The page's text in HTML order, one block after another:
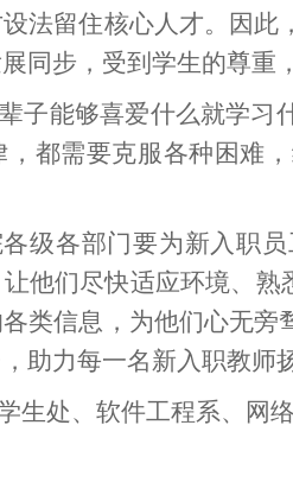
法留住核心人才。因
同步，受到学生的尊重
子能够喜爱什么就学习
都需要克服各种困难
级各部门要为新入职
他们尽快适应环境、
类信息，为他们心无
助力每一名新入职教师
生处、软件工程系、网